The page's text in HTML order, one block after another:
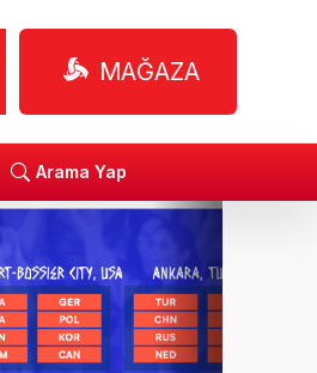
MAĞAZA
Arama Yap